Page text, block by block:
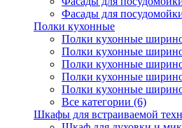
Фасады для
Полки кухонные
Полки кухонные
Полки кухонные
Полки кухонные
Полки кухонные
Полки кухонные
Все категории (6)
Шкафы для встраиваемой